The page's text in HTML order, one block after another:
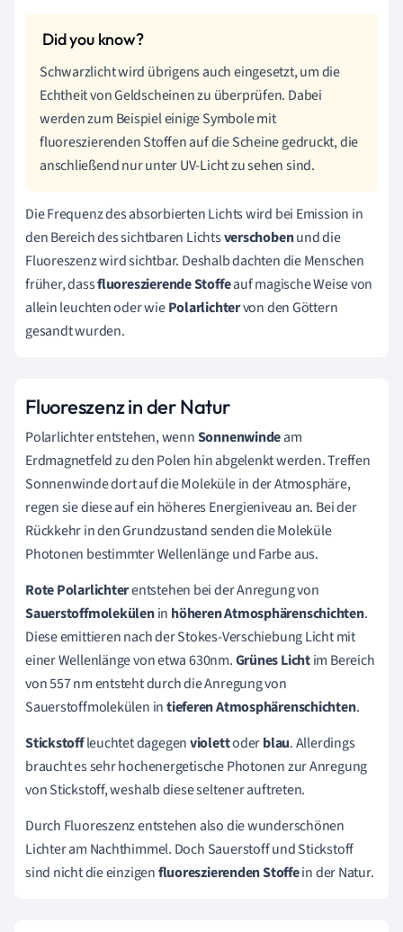
Schwarzlicht wird übrigens auch eingesetzt, um die
Echtheit von Geldscheinen zu überprüfen. Dabei
werden zum Beispiel einige Symbole mit
fluoreszierenden Stoffen auf die Scheine gedruckt, die
anschließend nur unter UV-Licht zu sehen sind.
Die Frequenz des absorbierten Lichts wird bei Emission in
den Bereich des sichtbaren Lichtsverschobenund die
Fluoreszenz wird sichtbar. Deshalb dachten die Menschen
früher, dassfluoreszierende Stoffeauf magische Weise von
allein leuchten oder wiePolarlichtervon den Göttern
gesandt wurden.
Fluoreszenz in der Natur
Polarlichter entstehen, wennSonnenwindeam
Erdmagnetfeld zu den Polen hin abgelenkt werden. Treffen
Sonnenwinde dort auf die Moleküle in der Atmosphäre,
regen sie diese auf ein höheres Energieniveau an. Bei der
Rückkehr in den Grundzustand senden die Moleküle
Photonen bestimmter Wellenlänge und Farbe aus.
Rote Polarlichterentstehen bei der Anregung von
Sauerstoffmolekülenin höheren Atmosphärenschichten.
Diese emittieren nach der Stokes-Verschiebung Licht mit
einer Wellenlänge von etwa 630nm.Grünes Lichtim Bereich
von 557 nm entsteht durch die Anregung von
Sauerstoffmolekülen intieferen Atmosphärenschichten.
Stickstoffleuchtet dagegenviolettoderblau. Allerdings
braucht es sehr hochenergetische Photonen zur Anregung
von Stickstoff, weshalb diese seltener auftreten.
Durch Fluoreszenz entstehen also die wunderschönen
Lichter am Nachthimmel. Doch Sauerstoff und Stickstoff
sind nicht die einzigenfluoreszierenden Stoffein der Natur.